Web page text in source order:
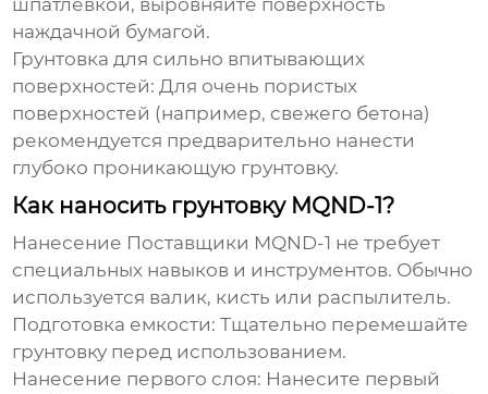
шпатлевкой, выровняйте поверхность
наждачной бумагой.
Грунтовка для сильно впитывающих
поверхностей: Для очень пористых
поверхностей (например, свежего бетона)
рекомендуется предварительно нанести
глубоко проникающую грунтовку.
Как наносить грунтовку MQND-1?
Нанесение Поставщики MQND-1 не требует
специальных навыков и инструментов. Обычно
используется валик, кисть или распылитель.
Подготовка емкости: Тщательно перемешайте
грунтовку перед использованием.
Нанесение первого слоя: Нанесите первый